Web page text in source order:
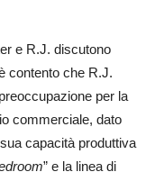
e R.J. discutono
contento che R.J.
per la
commerciale, dato
capacità produttiva
” e la linea di